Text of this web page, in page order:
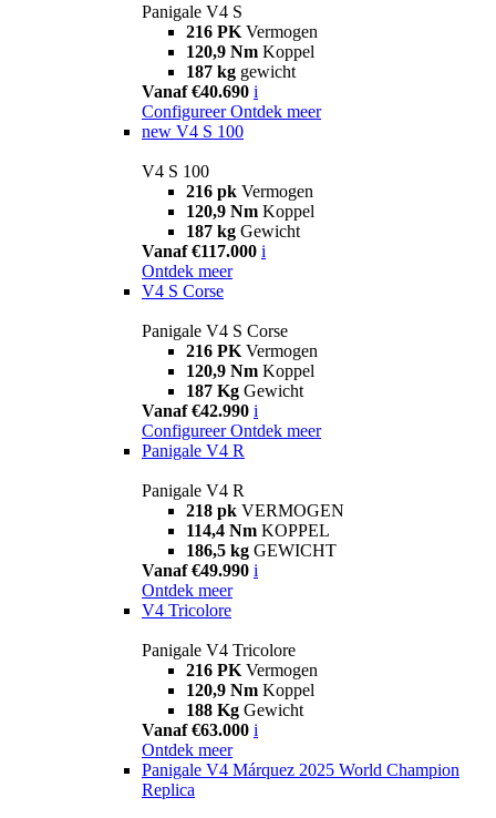
Panigale V4 S
216 PK Vermogen
120,9 Nm Koppel
187 kg gewicht
Vanaf €40.690 i
Configureer Ontdek meer
new V4 S 100
V4 S 100
216 pk Vermogen
120,9 Nm Koppel
187 kg Gewicht
Vanaf €117.000 i
Ontdek meer
V4 S Corse
Panigale V4 S Corse
216 PK Vermogen
120,9 Nm Koppel
187 Kg Gewicht
Vanaf €42.990 i
Configureer Ontdek meer
Panigale V4 R
Panigale V4 R
218 pk VERMOGEN
114,4 Nm KOPPEL
186,5 kg GEWICHT
Vanaf €49.990 i
Ontdek meer
V4 Tricolore
Panigale V4 Tricolore
216 PK Vermogen
120,9 Nm Koppel
188 Kg Gewicht
Vanaf €63.000 i
Ontdek meer
Panigale V4 Márquez 2025 World Champion
Replica